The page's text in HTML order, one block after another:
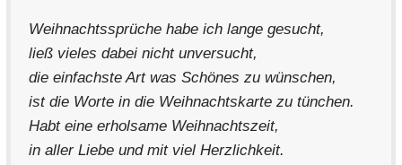
Weihnachtssprüche habe ich lange gesucht,
ließ vieles dabei nicht unversucht,
die einfachste Art was Schönes zu wünschen,
ist die Worte in die Weihnachtskarte zu tünchen.
Habt eine erholsame Weihnachtszeit,
in aller Liebe und mit viel Herzlichkeit.